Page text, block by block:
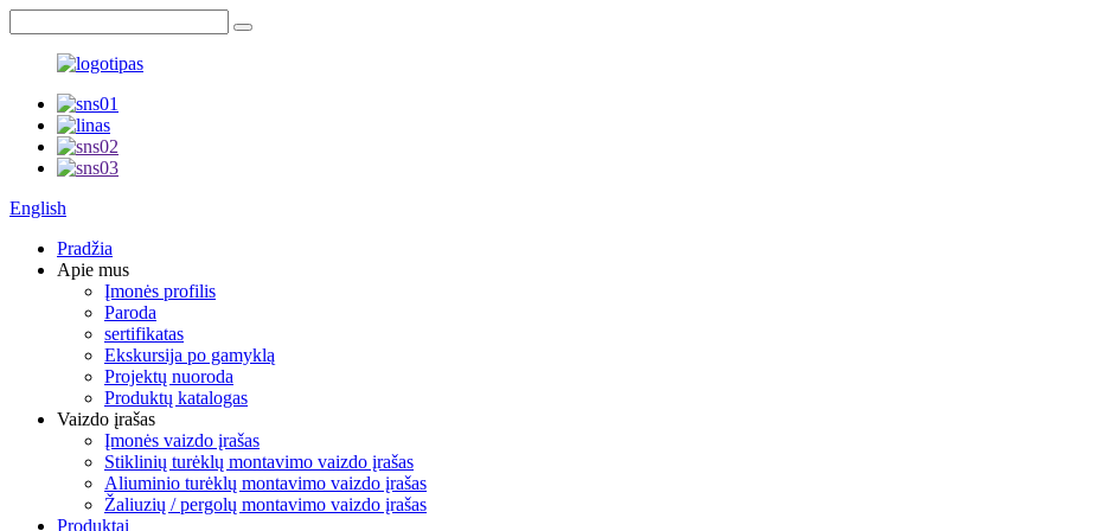
English
Pradžia
Apie mus
Įmonės profilis
Paroda
sertifikatas
Ekskursija po gamyklą
Projektų nuoroda
Produktų katalogas
Vaizdo įrašas
Įmonės vaizdo įrašas
Stiklinių turėklų montavimo vaizdo įrašas
Aliuminio turėklų montavimo vaizdo įrašas
Žaliuzių / pergolų montavimo vaizdo įrašas
Produktai